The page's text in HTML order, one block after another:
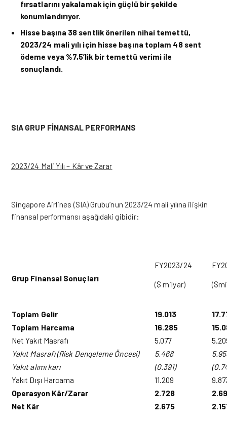
fırsatlarını yakalamak için güçlü bir şekilde
konumlandırıyor.
Hisse başına 38 sentlik önerilen nihai temettü,
2023/24 mali yılı için hisse başına toplam 48 sent
ödeme veya %7,5’lik bir temettü verimi ile
sonuçlandı.
SIA GRUP FİNANSAL PERFORMANS
2023/24 Mali Yılı – Kâr ve Zarar
Singapore Airlines (SIA) Grubu’nun 2023/24 mali yılına ilişkin
finansal performansı aşağıdaki gibidir:
Grup Finansal Sonuçları
FY2023/24
($ milyar)
Toplam Gelir 19.013
Toplam Harcama
16.285
Net Yakıt Masrafı
5.077
Yakıt Masrafı (Risk Dengeleme Öncesi)
5.468
Yakıt alımı karı
(0.391)
Yakıt Dışı Harcama
11.209
Operasyon Kâr/Zarar 2.728
Net Kâr 2.675